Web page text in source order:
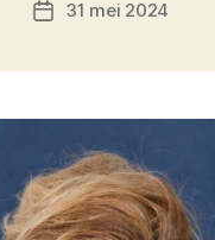
Berichtdatum
31 mei 2024